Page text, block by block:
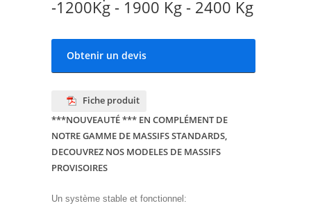
-1200Kg - 1900 Kg - 2400 Kg
Obtenir un devis
Fiche produit
***NOUVEAUTÉ *** EN COMPLÉMENT DE
NOTRE GAMME DE MASSIFS STANDARDS,
DECOUVREZ NOS MODELES DE MASSIFS
PROVISOIRES
Un système stable et fonctionnel: